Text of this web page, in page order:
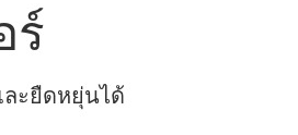
ร์
ะยืดหยุ่นได้